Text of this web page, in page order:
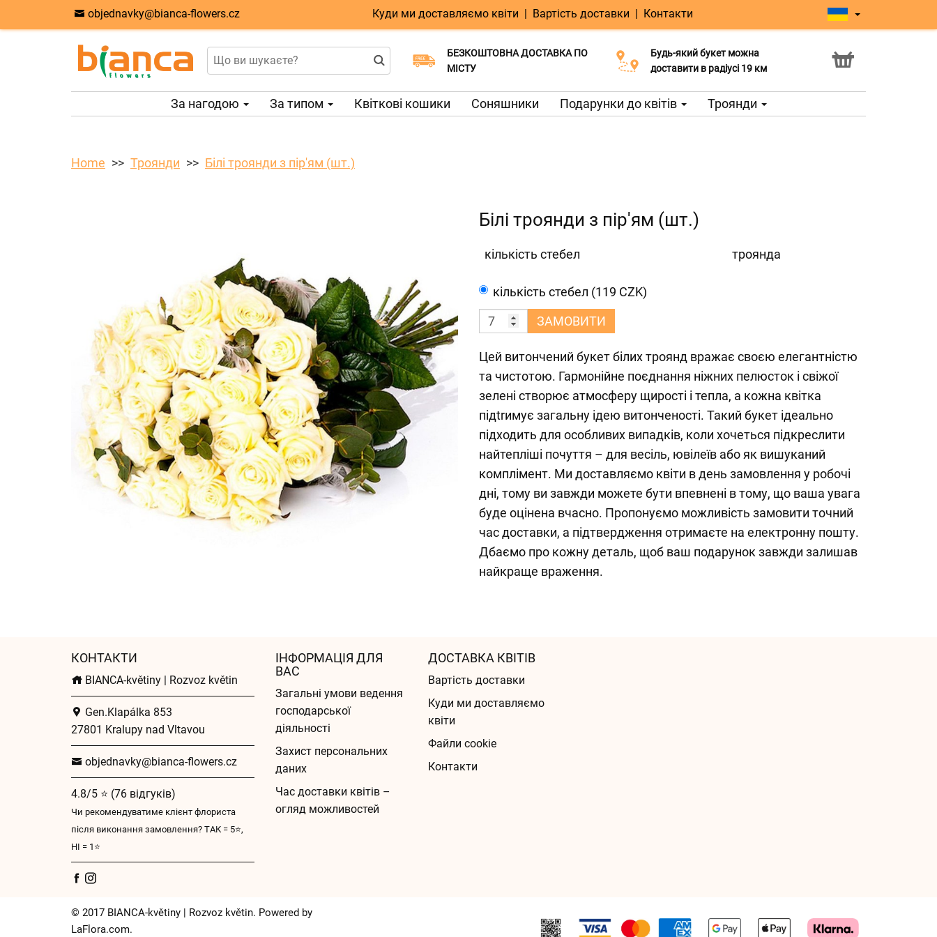
objednavky@bianca-flowers.cz Куди ми доставляємо квіти | Вартість доставки | Контакти
БЕЗКОШТОВНА ДОСТАВКА ПО
МІСТУ
Доставка в той же день доступна
Виберіть дату доставки
Будь-який букет можна
доставити в радіусі 19 км
Послуга Click & Collect
За нагодою За типом Квіткові кошики Соняшники Подарунки до квітів Троянди
Home Троянди Білі троянди з пір'ям (шт.)
Білі троянди з пір'ям (шт.)
кількість стебел троянда
кількість стебел (119 CZK)
ЗАМОВИТИ
Цей витончений букет білих троянд вражає своєю елегантністю
та чистотою. Гармонійне поєднання ніжних пелюсток і свіжої
зелені створює атмосферу щирості і тепла, а кожна квітка
підtrимує загальну ідею витонченості. Такий букет ідеально
підходить для особливих випадків, коли хочеться підкреслити
найтепліші почуття – для весіль, ювілеїв або як вишуканий
комплімент. Ми доставляємо квіти в день замовлення у робочі
дні, тому ви завжди можете бути впевнені в тому, що ваша увага
буде оцінена вчасно. Пропонуємо можливість замовити точний
час доставки, а підтвердження отримаєте на електронну пошту.
Дбаємо про кожну деталь, щоб ваш подарунок завжди залишав
найкраще враження.
КОНТАКТИ
BIANCA-květiny | Rozvoz květin
Gen.Klapálka 853
27801 Kralupy nad Vltavou
objednavky@bianca-flowers.cz
4.8/5 ⭐ (76 відгуків)
Чи рекомендуватиме клієнт флориста
після виконання замовлення? ТАК = 5⭐,
НІ = 1⭐
ІНФОРМАЦІЯ ДЛЯ
ВАС
Загальні умови ведення
господарської
діяльності
Захист персональних
даних
Час доставки квітів –
огляд можливостей
ДОСТАВКА КВІТІВ
Вартість доставки
Куди ми доставляємо
квіти
Файли cookie
Контакти
© 2017 BIANCA-květiny | Rozvoz květin. Powered by
LaFlora.com.